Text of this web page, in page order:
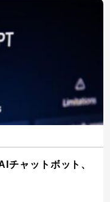
チャットボット、